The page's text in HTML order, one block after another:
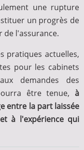
une rupture
un progrès de
de l'assurance.
pratiques actuelles,
pour les cabinets
demandes des
être tenue, à
entre la part laissée
à l'expérience qui